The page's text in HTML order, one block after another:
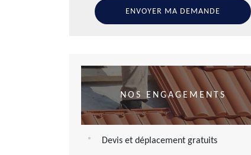
NOS ENGAGEMENTS
Devis et déplacement gratuits